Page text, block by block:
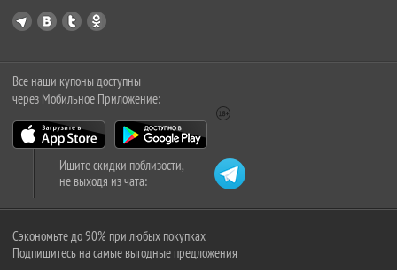
Все наши купоны доступны
через Мобильное Приложение:
Ищите скидки поблизости,
не выходя из чата:
Сэкономьте до 90% при любых покупках
Подпишитесь на самые выгодные предложения